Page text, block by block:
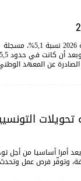
بلغت نسبة التضخم عند الاستهلاك العائلي خلال شهر جويلية 2026 نسبة 5,1%، مسجلة
خلال شهر ماي 2026، وفق بيانات نشرة مؤشر أسعار الاستهلاك العائلي لشهر جويلية 2026 الصادرة عن المعهد
يعد أمرا أساسيا من أجل
وتوفّر فرص عمل وتحدث